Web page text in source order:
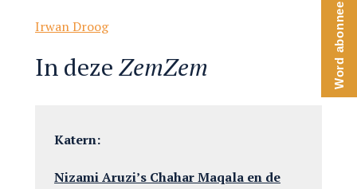
Irwan Droog
In deze ZemZem
Katern:
Nizami Aruzi’s Chahar Maqala en de
Word abonnee